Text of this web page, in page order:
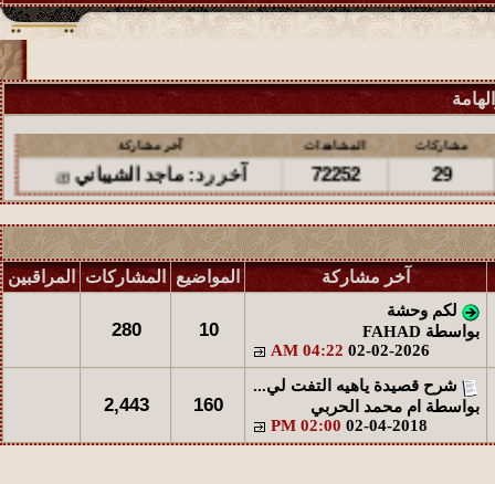
مشاركات المشاهدات آخر مشاركة
29
72252 آخر رد:ماجد الشيباني
مشاركات المشاهدات آخر مشاركة
48
95600 آخر رد:ماجد الشيباني
مشاركات
25 آخر رد: empils
مشاركات المشاهدات
34084 دلال المساعد
آخر مشاركة المواضيع المشاركات المراقبين
لكم وحشة
بواسطة FAHAD
02-02-2026
04:22 AM
10
280
شرح قصيدة ياهيه التفت لي...
بواسطة ام محمد الحربي
02-04-2018
02:00 PM
160
2,443